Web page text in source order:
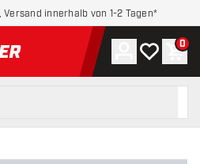
, Versand innerhalb von 1-2 Tagen*
Startseite
Konto
Meine 0